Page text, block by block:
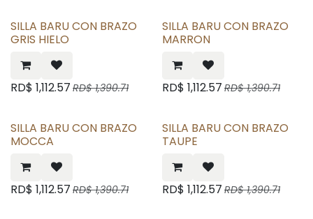
SILLA BARU CON BRAZO
GRIS HIELO
RD$ 1,112.57 RD$1,390.71
SILLA BARU CON BRAZO
MARRON
RD$ 1,112.57 RD$1,390.71
SILLA BARU CON BRAZO
MOCCA
RD$ 1,112.57 RD$1,390.71
SILLA BARU CON BRAZO
TAUPE
RD$ 1,112.57 RD$1,390.71